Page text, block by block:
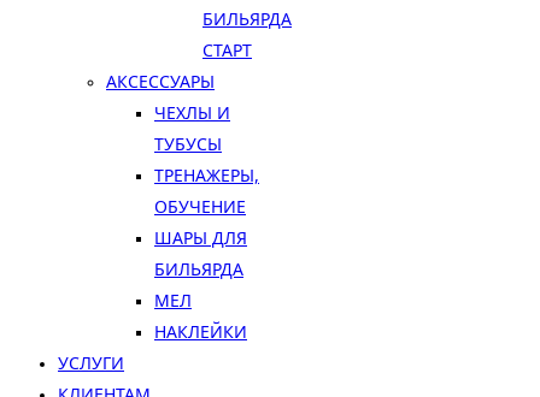
БИЛЬЯРДА
СТАРТ
АКСЕССУАРЫ
ЧЕХЛЫ И
ТУБУСЫ
ТРЕНАЖЕРЫ,
ОБУЧЕНИЕ
ШАРЫ ДЛЯ
БИЛЬЯРДА
МЕЛ
НАКЛЕЙКИ
УСЛУГИ